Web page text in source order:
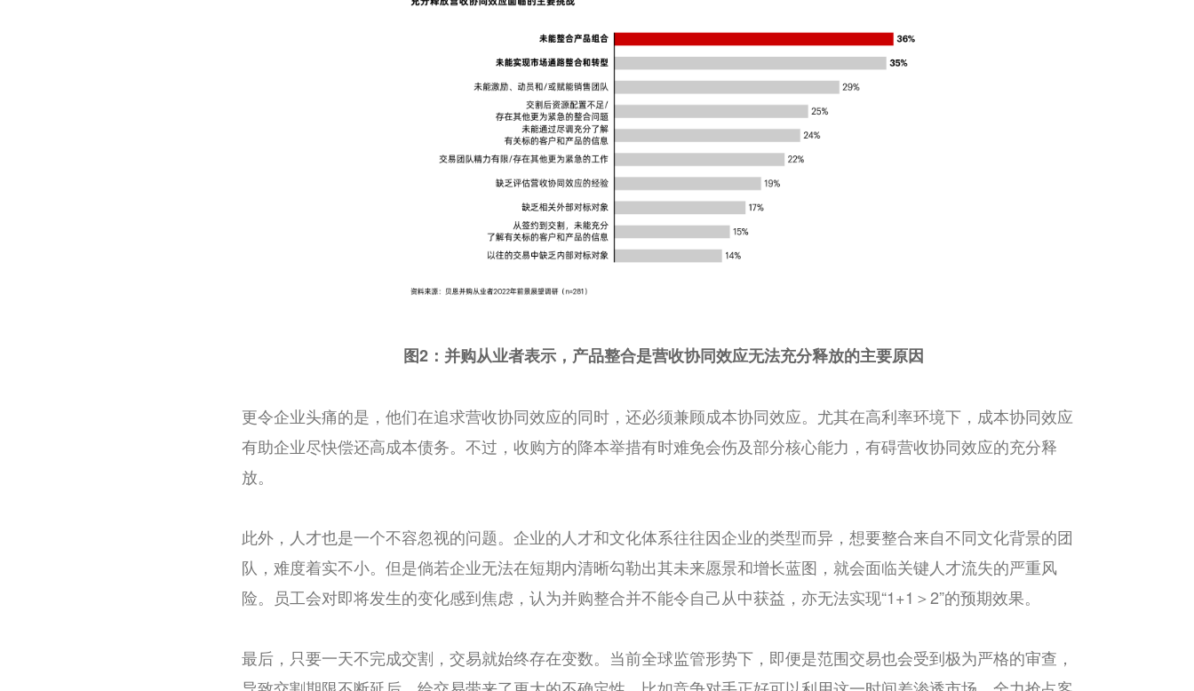
图2：并购从业者表示，产品整合是营收协同效应无法充分释放的主要原因
更令企业头痛的是，他们在追求营收协同效应的同时，还必须兼顾成本协同效应。尤其在高利率环境下，成本协同效应
有助企业尽快偿还高成本债务。不过，收购方的降本举措有时难免会伤及部分核心能力，有碍营收协同效应的充分释
放。
此外，人才也是一个不容忽视的问题。企业的人才和文化体系往往因企业的类型而异，想要整合来自不同文化背景的团
队，难度着实不小。但是倘若企业无法在短期内清晰勾勒出其未来愿景和增长蓝图，就会面临关键人才流失的严重风
险。员工会对即将发生的变化感到焦虑，认为并购整合并不能令自己从中获益，亦无法实现“1+1＞2”的预期效果。
最后，只要一天不完成交割，交易就始终存在变数。当前全球监管形势下，即便是范围交易也会受到极为严格的审查，